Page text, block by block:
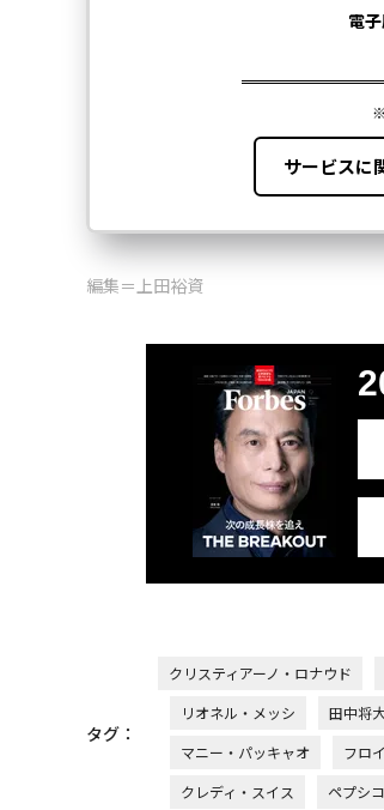
編集＝上田裕資
タグ：
クリスティアーノ・ロナウド
リオネル・メッシ
田中将
マニー・パッキャオ
フロ
クレディ・スイス
ペプシコ